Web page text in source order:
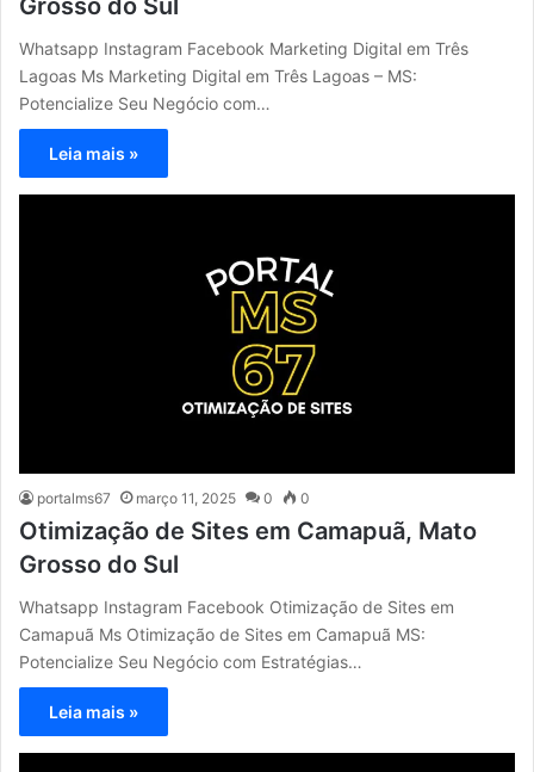
Grosso do Sul
Whatsapp Instagram Facebook Marketing Digital em Três
Lagoas Ms Marketing Digital em Três Lagoas – MS:
Potencialize Seu Negócio com…
Leia mais »
portalms67 março 11, 2025 0 0
Otimização de Sites em Camapuã, Mato
Grosso do Sul
Whatsapp Instagram Facebook Otimização de Sites em
Camapuã Ms Otimização de Sites em Camapuã MS:
Potencialize Seu Negócio com Estratégias…
Leia mais »